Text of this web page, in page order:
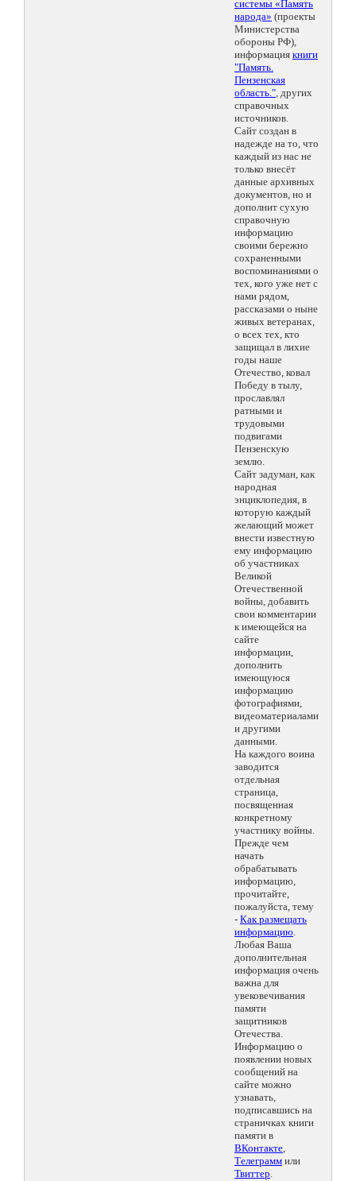
системы «Память
народа» (проекты
Министерства
обороны РФ),
информация книги
"Память.
Пензенская
область.", других
справочных
источников.
Сайт создан в
надежде на то, что
каждый из нас не
только внесёт
данные архивных
документов, но и
дополнит сухую
справочную
информацию
своими бережно
сохраненными
воспоминаниями о
тех, кого уже нет с
нами рядом,
рассказами о ныне
живых ветеранах,
о всех тех, кто
защищал в лихие
годы наше
Отечество, ковал
Победу в тылу,
прославлял
ратными и
трудовыми
подвигами
Пензенскую
землю.
Сайт задуман, как
народная
энциклопедия, в
которую каждый
желающий может
внести известную
ему информацию
об участниках
Великой
Отечественной
войны, добавить
свои комментарии
к имеющейся на
сайте
информации,
дополнить
имеющуюся
информацию
фотографиями,
видеоматериалами
и другими
данными.
На каждого воина
заводится
отдельная
страница,
посвященная
конкретному
участнику войны.
Прежде чем
начать
обрабатывать
информацию,
прочитайте,
пожалуйста, тему
- Как размещать
информацию.
Любая Ваша
дополнительная
информация очень
важна для
увековечивания
памяти
защитников
Отечества.
Информацию о
появлении новых
сообщений на
сайте можно
узнавать,
подписавшись на
страничках книги
памяти в
ВКонтакте,
Телеграмм или
Твиттер.